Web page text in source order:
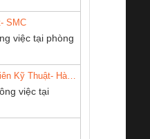
Bộ giám sát dòng
TRANSCLINIC 16I+
(2008130000)
Công ty TNHH
Ba Miền
SMC
việc tại phòng
việc tại